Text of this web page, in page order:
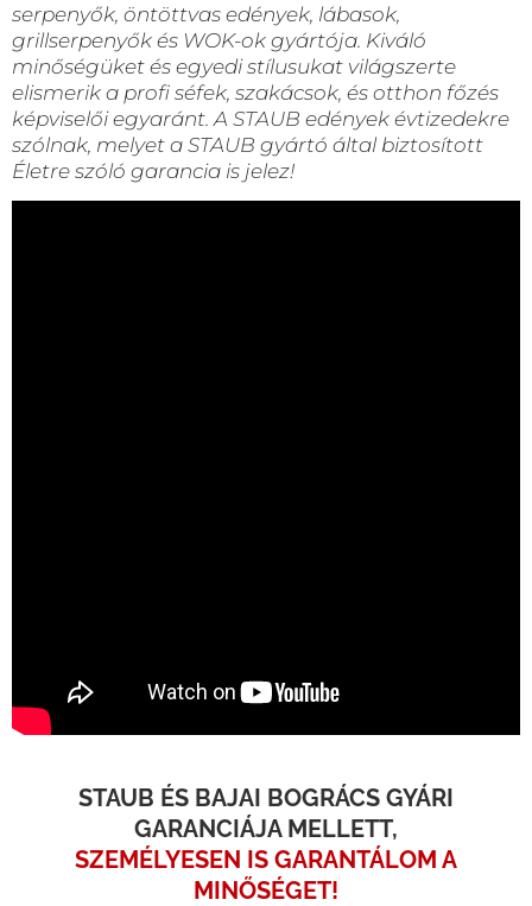
serpenyők, öntöttvas edények, lábasok,
grillserpenyők és WOK-ok gyártója. Kiváló
minőségüket és egyedi stílusukat világszerte
elismerik a profi séfek, szakácsok, és otthon főzés
képviselői egyaránt. A STAUB edények évtizedekre
szólnak, melyet a STAUB gyártó által biztosított
Életre szóló garancia is jelez!
STAUB ÉS BAJAI BOGRÁCS GYÁRI
GARANCIÁJA MELLETT,
SZEMÉLYESEN IS GARANTÁLOM A
MINŐSÉGET!